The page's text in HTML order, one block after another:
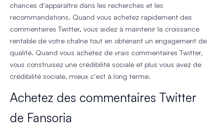
chances d'apparaître dans les recherches et les
recommandations. Quand vous achetez rapidement des
commentaires Twitter, vous aidez à maintenir la croissance
rentable de votre chaîne tout en obtenant un engagement de
qualité. Quand vous achetez de vrais commentaires Twitter,
vous construisez une crédibilité sociale et plus vous avez de
crédibilité sociale, mieux c'est à long terme.
Achetez des commentaires Twitter
de Fansoria